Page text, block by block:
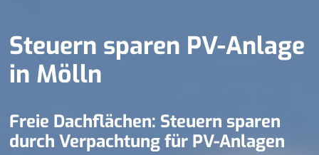
Steuern sparen PV-Anlage
in Mölln
Freie Dachflächen: Steuern sparen
durch Verpachtung für PV-Anlagen